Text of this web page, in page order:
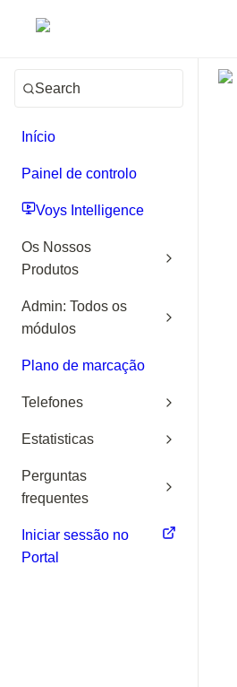
Search
Início
Painel de controlo
Voys Intelligence
Os Nossos
Produtos
Admin: Todos os
módulos
Plano de marcação
Telefones
Estatisticas
Perguntas
frequentes
Iniciar sessão no
Portal